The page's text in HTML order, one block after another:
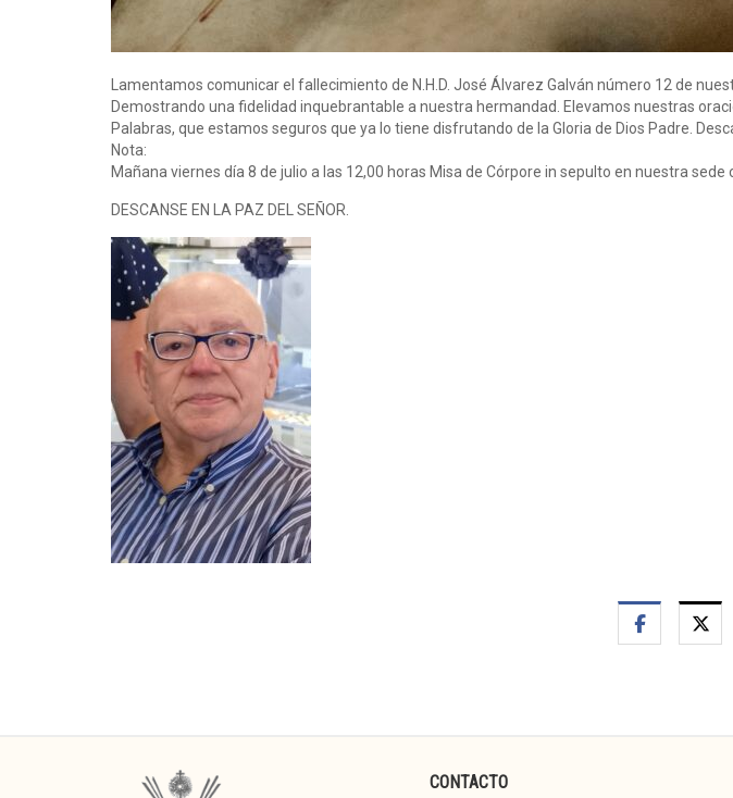
Lamentamos comunicar el fallecimiento de N.H.D. José Álvarez Galván número 12 de
Demostrando una fidelidad inquebrantable a nuestra hermandad. Elevamos nuestras
Palabras, que estamos seguros que ya lo tiene disfrutando de la Gloria de Dios Padre.
Nota:
Mañana viernes día 8 de julio a las 12,00 horas Misa de Córpore in sepulto en nuestra
DESCANSE EN LA PAZ DEL SEÑOR.
CONTACTO